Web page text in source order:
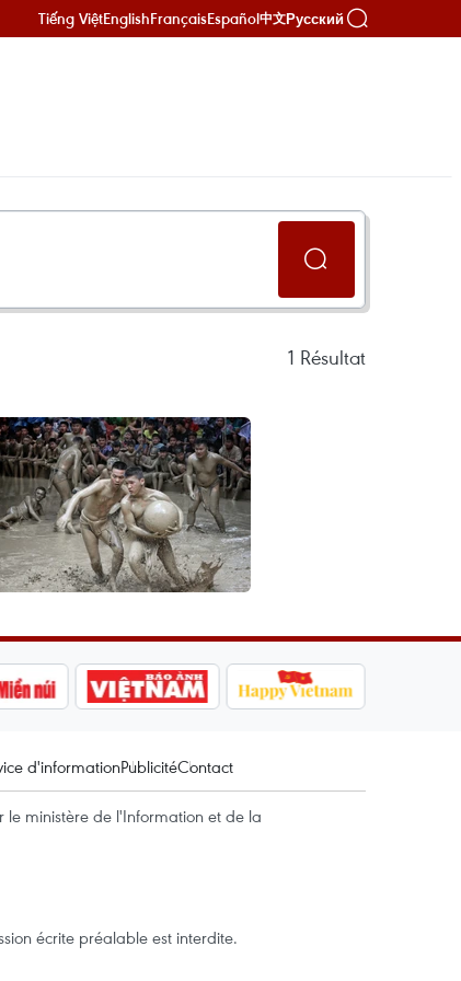
Tiếng ViệtEnglishFrançaisEspañol中文Русский
1 Résultat
d'informationPublicitéContact
le ministère de l'Information et de la
écrite préalable est interdite.